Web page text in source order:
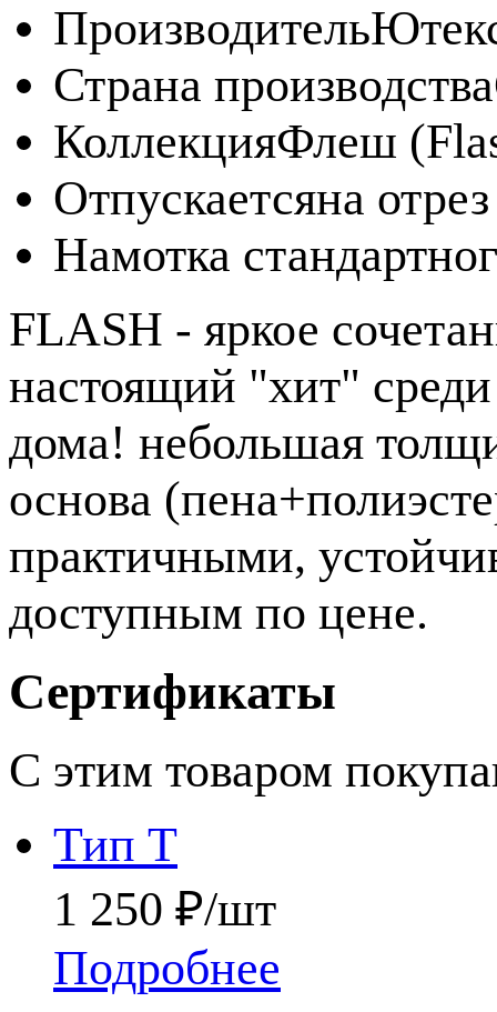
Производитель
Страна производства
КоллекцияФлеш
Отпускаетсяна отрез
Намотка
FLASH - яркое
настоящий "хит"
дома! небольшая
основа
практичными,
доступным по цене.
Сертификаты
С этим товаром
Тип Т
1 250 ₽/шт
Подробнее